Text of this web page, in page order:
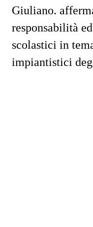
Giuliano.
responsabilità
scolastici in
impiantistici